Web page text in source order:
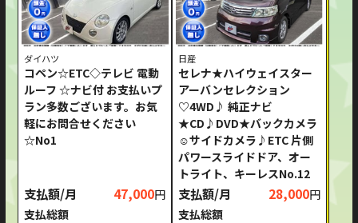
ダイハツ
コペン☆ETC◇テレビ 電動
ルーフ ☆ナビ付 お支払いプ
ラン多数ございます。お気
軽にお問合せください
☆No1
支払額/月 47,000円
支払総額
日産
セレナ★ハイウェイスター
アーバンセレクション
♡4WD♪ 純正ナビ
★CD♪DVD★バックカメラ
☺サイドカメラ♪ETC 片側
パワースライドドア、オー
トライト、キーレスNo.12
支払額/月 28,000円
支払総額